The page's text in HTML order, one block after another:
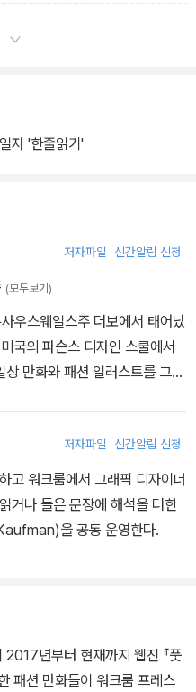
자 '한줄읽기'
저자파일 신간알림 신청
(모두보기)
우스웨일스주 더보에서 태어났
국의 파슨스 디자인 스쿨에서
만화와 패션 일러스트를 그린
얼 매코이(The Real McCoy
등 다양한 매체 및 브랜드와
다. 아내와 딸, 두 고양이와 함
을 때는 옷 생각을 하고 맥주를
서 출간되었다.
저자파일 신간알림 신청
고 워크룸에서 그래픽 디자이너
거나 들은 문장에 해석을 더한
을 공동 운영한다.
년부터 현재까지 웹진 『풋
패션 만화들이 워크룸 프레스